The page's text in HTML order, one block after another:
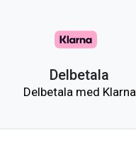
Delbetala
Delbetala med Klarna